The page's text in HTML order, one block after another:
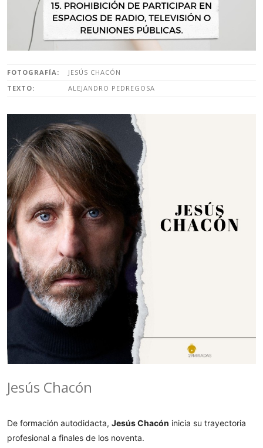
FOTOGRAFÍA:
JESÚS CHACÓN
TEXTO:
ALEJANDRO PEDREGOSA
Jesús Chacón
De formación autodidacta, Jesús Chacón inicia su trayectoria
profesional a finales de los noventa.